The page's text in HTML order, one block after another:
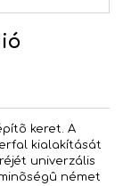
keret. A
kialakítását
univerzális
német